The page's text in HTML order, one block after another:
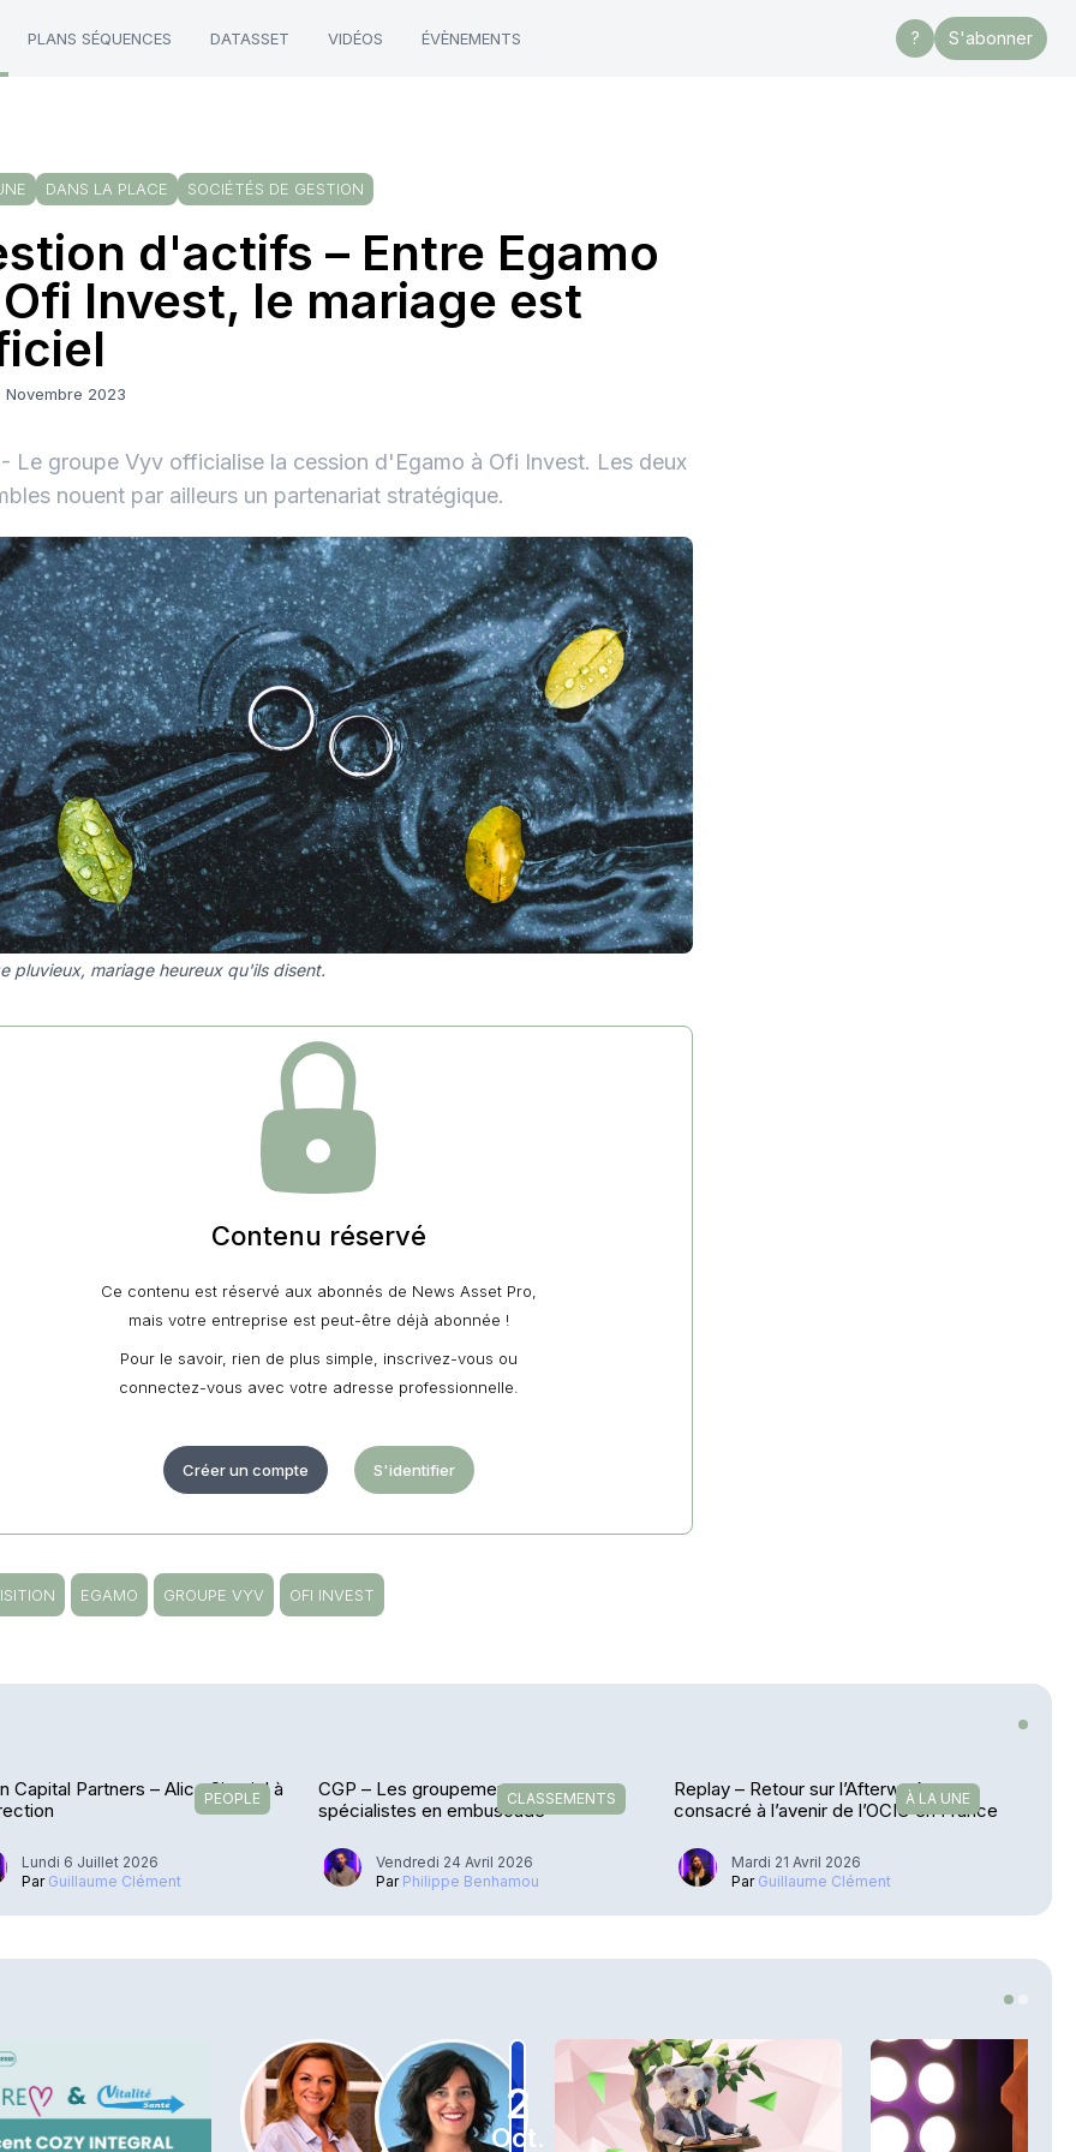
PLANS SÉQUENCES DATASSET VIDÉOS ÉVÈNEMENTS ? S'abonner
DANS LA PLACE SOCIÉTÉS DE GESTION
d'actifs – Entre Egamo
Invest, le mariage est
Novembre 2023
Le groupe Vyv officialise la cession d'Egamo à Ofi Invest. Les deux
nouent par ailleurs un partenariat stratégique.
pluvieux, mariage heureux qu'ils disent.
Contenu réservé
Ce contenu est réservé aux abonnés de News Asset Pro,
mais votre entreprise est peut-être déjà abonnée !
Pour le savoir, rien de plus simple, inscrivez-vous ou
connectez-vous avec votre adresse professionnelle.
Créer un compte S'identifier
EGAMO GROUPE VYV OFI INVEST
PEOPLE
Capital Partners – Alice Sireyjol à
Lundi 6 Juillet 2026
Par Guillaume Clément
CLASSEMENTS
CGP – Les groupements et non-
spécialistes en embuscade
Vendredi 24 Avril 2026
Par Philippe Benhamou
À LA UNE
Replay – Retour sur l’Afterwork
consacré à l’avenir de l’OCIO en France
Mardi 21 Avril 2026
Par Guillaume Clément
2
Oct.